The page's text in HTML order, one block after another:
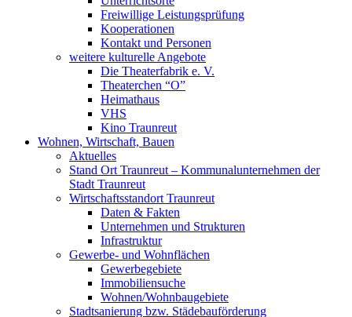
Freiwillige Leistungsprüfung
Kooperationen
Kontakt und Personen
weitere kulturelle Angebote
Die Theaterfabrik e. V.
Theaterchen “O”
Heimathaus
VHS
Kino Traunreut
Wohnen, Wirtschaft, Bauen
Aktuelles
Stand Ort Traunreut – Kommunalunternehmen der
Stadt Traunreut
Wirtschaftsstandort Traunreut
Daten & Fakten
Unternehmen und Strukturen
Infrastruktur
Gewerbe- und Wohnflächen
Gewerbegebiete
Immobiliensuche
Wohnen/Wohnbaugebiete
Stadtsanierung bzw. Städebauförderung